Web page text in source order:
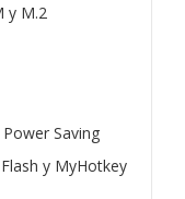
y M.2
Saving
y MyHotkey